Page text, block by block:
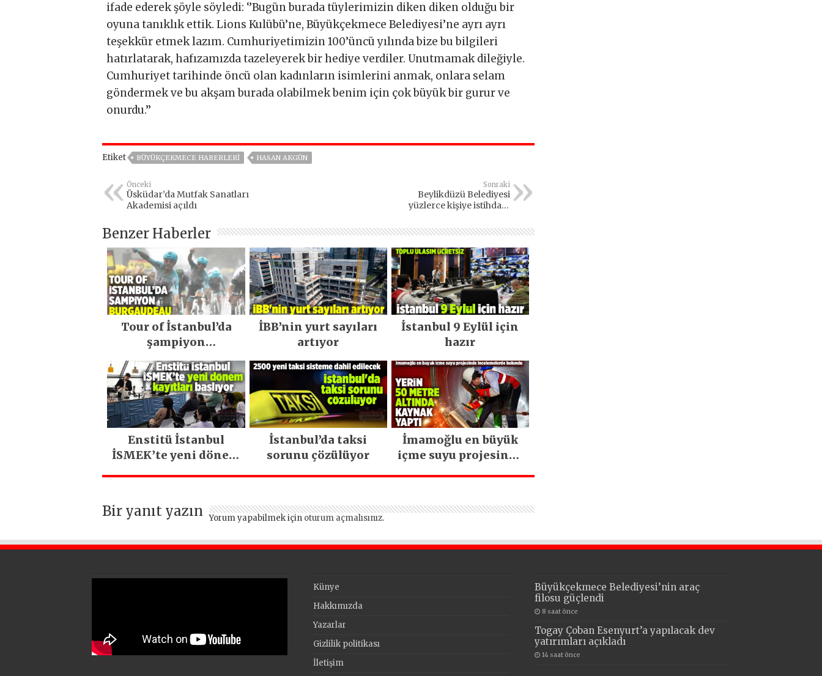
ifade ederek şöyle söyledi: ‘’Bugün burada tüylerimizin diken diken olduğu bir
oyuna tanıklık ettik. Lions Kulübü’ne, Büyükçekmece Belediyesi’ne ayrı ayrı
teşekkür etmek lazım. Cumhuriyetimizin 100’üncü yılında bize bu bilgileri
hatırlatarak, hafızamızda tazeleyerek bir hediye verdiler. Unutmamak dileğiyle.
Cumhuriyet tarihinde öncü olan kadınların isimlerini anmak, onlara selam
göndermek ve bu akşam burada olabilmek benim için çok büyük bir gurur ve
onurdu.’’
Etiket BÜYÜKÇEKMECE HABERLERI HASAN AKGÜN
Önceki
Üsküdar’da Mutfak Sanatları
Akademisi açıldı
Sonraki
Beylikdüzü Belediyesi
yüzlerce kişiye istihdam
Benzer Haberler
Tour of İstanbul’da
şampiyon
Burgaudeau
İBB’nin yurt sayıları
artıyor
İstanbul 9 Eylül için
hazır
Enstitü İstanbul
İSMEK’te yeni dönem
İstanbul’da taksi
sorunu çözülüyor
İmamoğlu en büyük
içme suyu projesinde
Bir yanıt yazın Yorum yapabilmek için oturum açmalısınız.
Künye
Hakkımızda
Yazarlar
Gizlilik politikası
İletişim
Büyükçekmece Belediyesi’nin araç
filosu güçlendi
8 saat önce
Togay Çoban Esenyurt’a yapılacak dev
yatırımları açıkladı
14 saat önce